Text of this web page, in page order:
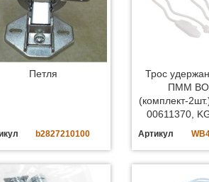
Петля
b2827210100
Трос
ПММ
(комплект-
00611370,
Артикул